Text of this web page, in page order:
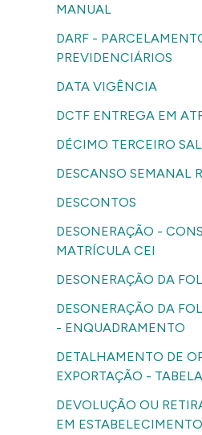
MANUAL
DARF -
PREVIDENCIÁRIOS
DATA VIGÊNCIA
DCTF ENTREGA EM
DÉCIMO TERCEIRO
DESCANSO SEMANAL
DESCONTOS
DESONERAÇÃO -
MATRÍCULA CEI
DESONERAÇÃO DA
DESONERAÇÃO DA
- ENQUADRAMENTO
DETALHAMENTO DE
EXPORTAÇÃO -
DEVOLUÇÃO OU
EM